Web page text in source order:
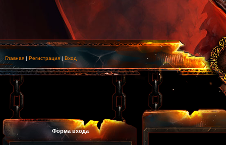
Главная | Регистрация | Вход
Форма входа